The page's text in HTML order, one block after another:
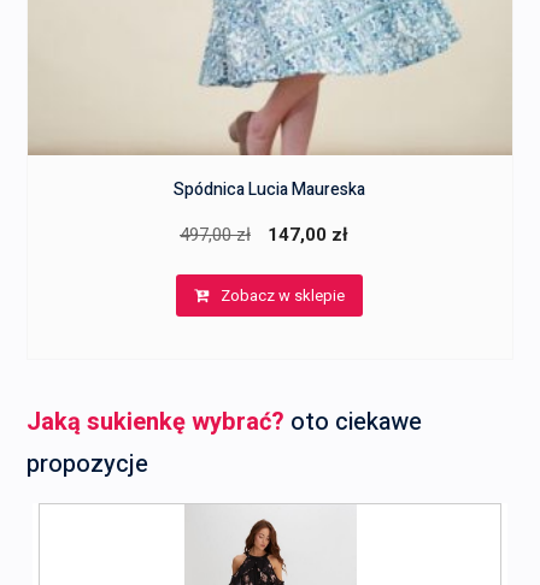
Spódnica Lucia Maureska
497,00zł
Pierwotna
wynosiła:
147,00 zł
Zobacz w sklepie
Jaką sukienkę wybrać? oto ciekawe
propozycje